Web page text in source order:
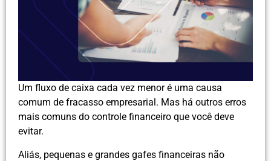
Um fluxo de caixa cada vez menor é uma causa
comum de fracasso empresarial. Mas há outros erros
mais comuns do controle financeiro que você deve
evitar.
Aliás, pequenas e grandes gafes financeiras não